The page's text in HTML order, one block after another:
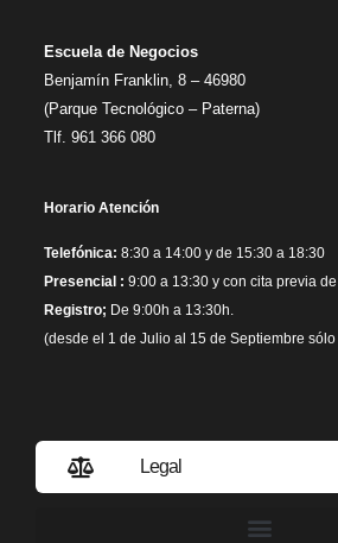
Escuela de Negocios
Benjamín Franklin, 8 – 46980
(Parque Tecnológico – Paterna)
Tlf. 961 366 080
Horario Atención
Telefónica: 8:30 a 14:00 y de 15:30 a 18:30
Presencial : 9:00 a 13:30 y con cita previa
Registro; De 9:00h a 13:30h.
(desde el 1 de Julio al 15 de Septiembre
Legal